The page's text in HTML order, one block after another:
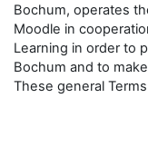
Bochum, operates
Moodle in
Learning in order to
Bochum and to
These general